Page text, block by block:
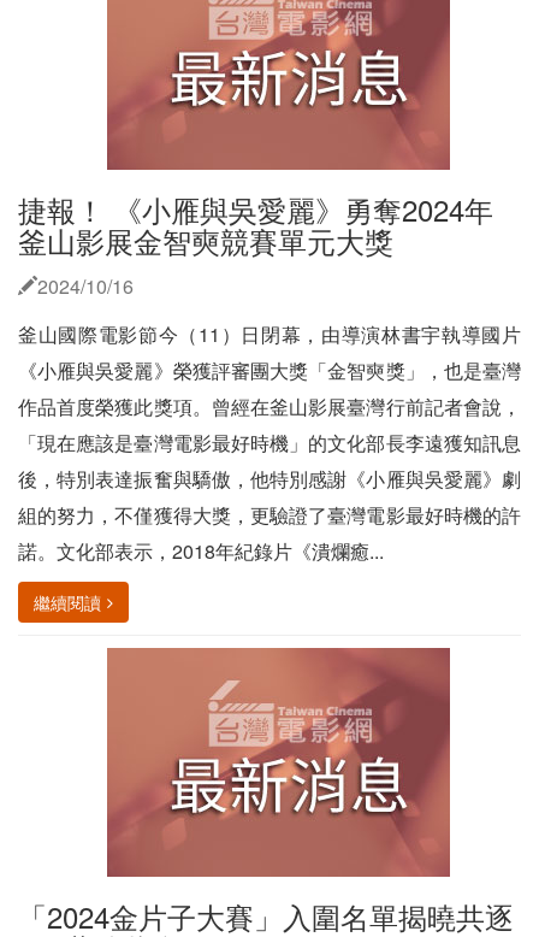
捷報！ 《小雁與吳愛麗》勇奪2024年
釜山影展金智奭競賽單元大獎
2024/10/16
釜山國際電影節今（11）日閉幕，由導演林書宇執導國片
《小雁與吳愛麗》榮獲評審團大獎「金智奭獎」，也是臺灣
作品首度榮獲此獎項。曾經在釜山影展臺灣行前記者會說，
「現在應該是臺灣電影最好時機」的文化部長李遠獲知訊息
後，特別表達振奮與驕傲，他特別感謝《小雁與吳愛麗》劇
組的努力，不僅獲得大獎，更驗證了臺灣電影最好時機的許
諾。文化部表示，2018年紀錄片《潰爛癒...
繼續閱讀
「2024金片子大賽」入圍名單揭曉共逐